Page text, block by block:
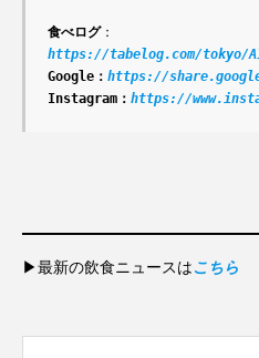
食べログ：
https://tabelog.com/tokyo/
Google： https://share.google/
Instagram： https://
▶最新の飲食ニュースはこちら